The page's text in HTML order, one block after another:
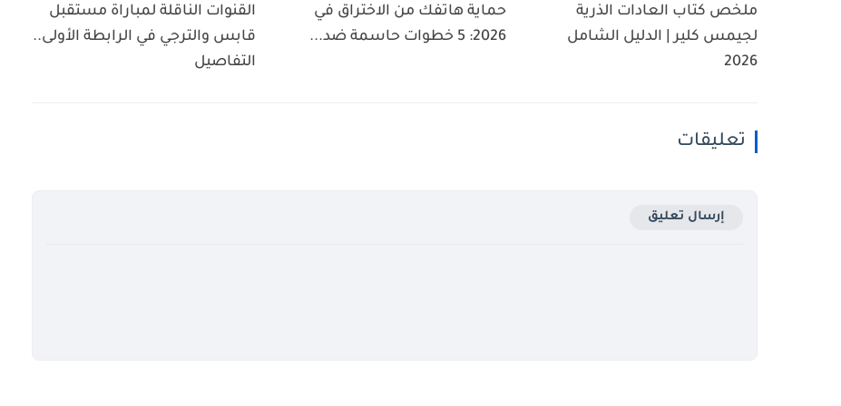
ملخص كتاب العادات الذرية
لجيمس كلير | الدليل الشامل
2026
حماية هاتفك من الاختراق في
2026: 5 خطوات حاسمة ضد...
القنوات الناقلة لمباراة مستقبل
قابس والترجي في الرابطة الأولى..
التفاصيل
تعليقات
إرسال تعليق